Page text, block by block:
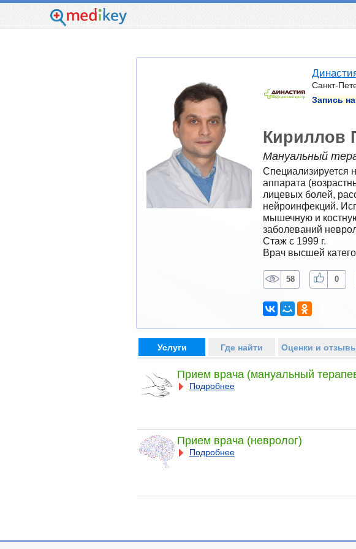
Санкт-
Запись
Кириллов
Мануальный
Специализируется
аппарата
лицевых болей,
нейроинфекций.
мышечную и
заболеваний
Стаж с 1999 г.
Врач высшей
58 0
Услуги Где найти Оценки и
Прием врача (мануальный
Подробнее
Прием врача (невролог)
Подробнее